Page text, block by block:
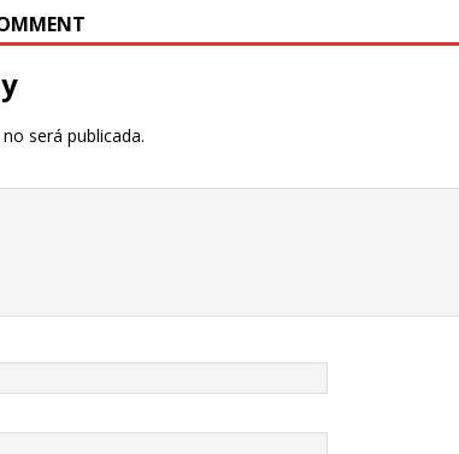
será publicada.